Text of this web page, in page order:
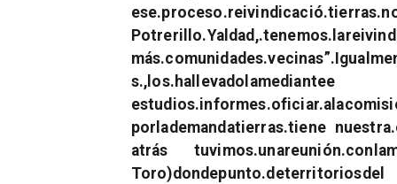
s.,los.hallevadolamediantee
porlademandatierras.tiene
atrás